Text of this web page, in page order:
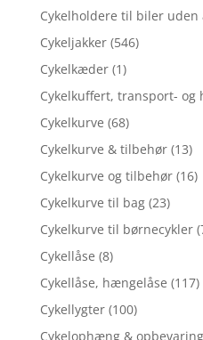
Cykelholdere til biler
Cykeljakker (546)
Cykelkæder (1)
Cykelkuffert, transport- og
Cykelkurve (68)
Cykelkurve & tilbehør (13)
Cykelkurve og tilbehør (16)
Cykelkurve til bag (23)
Cykelkurve til børnecykler
Cykellåse (8)
Cykellåse, hængelåse (117)
Cykellygter (100)
Cykelophæng & opbevaring